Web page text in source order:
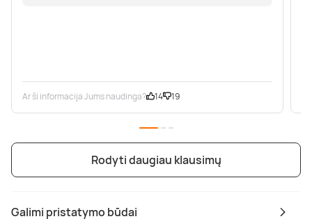
Galimi pristatymo būdai
Ar ši informacija Jums naudinga? 14 19
Rodyti daugiau klausimų